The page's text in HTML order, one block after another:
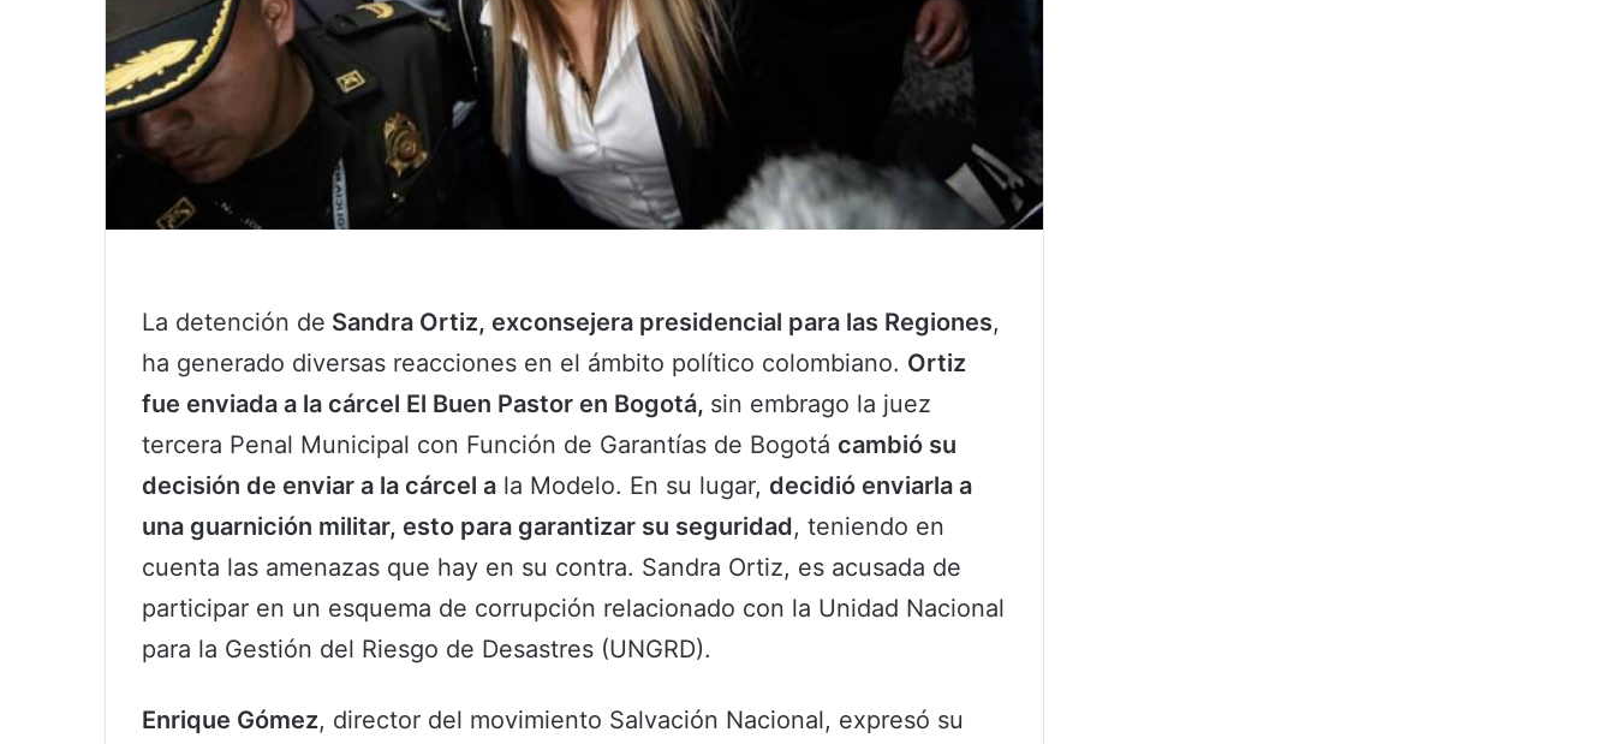
La detención de Sandra Ortiz, exconsejera presidencial para las Regiones,
ha generado diversas reacciones en el ámbito político colombiano. Ortiz
fue enviada a la cárcel El Buen Pastor en Bogotá, sin embrago la juez
tercera Penal Municipal con Función de Garantías de Bogotá cambió su
decisión de enviar a la cárcel a la Modelo. En su lugar, decidió enviarla a
una guarnición militar, esto para garantizar su seguridad, teniendo en
cuenta las amenazas que hay en su contra. Sandra Ortiz, es acusada de
participar en un esquema de corrupción relacionado con la Unidad Nacional
para la Gestión del Riesgo de Desastres (UNGRD).
Enrique Gómez, director del movimiento Salvación Nacional, expresó su